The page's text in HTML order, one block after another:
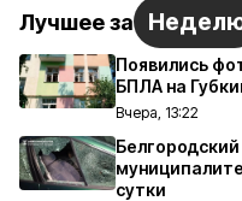
Лучшее за
Появились
БПЛА на
Вчера, 13:22
сутки